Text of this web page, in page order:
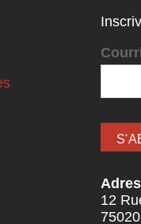
12
75020